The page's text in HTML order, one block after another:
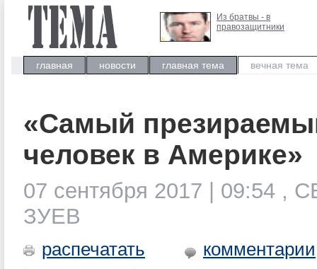
Из братвы - в
правозащитники
главная новости главная тема вечная тема
«Самый
человек в Америке»
07 сентября 2017 | 09:54 ,
ЗУЕВ
распечатать комментарии